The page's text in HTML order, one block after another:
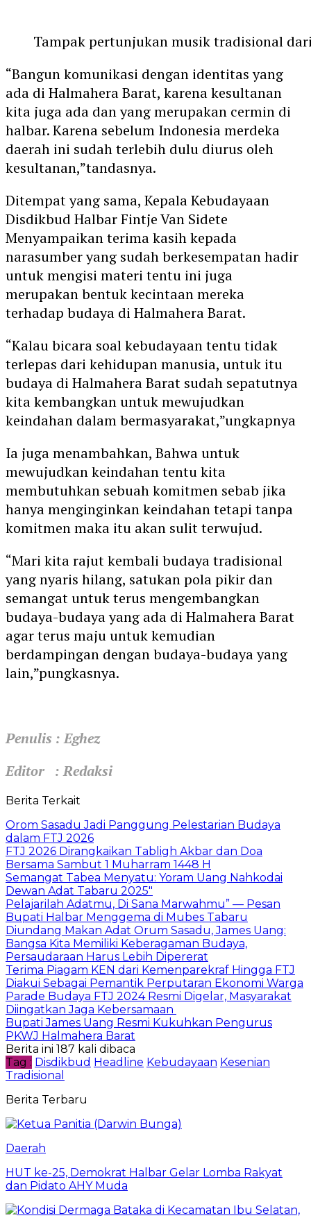
Tampak pertunjukan musik tradisional
“Bangun komunikasi dengan identitas yang
ada di Halmahera Barat, karena kesultanan
kita juga ada dan yang merupakan cermin di
halbar. Karena sebelum Indonesia merdeka
daerah ini sudah terlebih dulu diurus oleh
kesultanan,”tandasnya.
Ditempat yang sama, Kepala Kebudayaan
Disdikbud Halbar Fintje Van Sidete
Menyampaikan terima kasih kepada
narasumber yang sudah berkesempatan hadir
untuk mengisi materi tentu ini juga
merupakan bentuk kecintaan mereka
terhadap budaya di Halmahera Barat.
“Kalau bicara soal kebudayaan tentu tidak
terlepas dari kehidupan manusia, untuk itu
budaya di Halmahera Barat sudah sepatutnya
kita kembangkan untuk mewujudkan
keindahan dalam bermasyarakat,”ungkapnya
Ia juga menambahkan, Bahwa untuk
mewujudkan keindahan tentu kita
membutuhkan sebuah komitmen sebab jika
hanya menginginkan keindahan tetapi tanpa
komitmen maka itu akan sulit terwujud.
“Mari kita rajut kembali budaya tradisional
yang nyaris hilang, satukan pola pikir dan
semangat untuk terus mengembangkan
budaya-budaya yang ada di Halmahera Barat
agar terus maju untuk kemudian
berdampingan dengan budaya-budaya yang
lain,”pungkasnya.
Penulis : Eghez
Editor : Redaksi
Berita Terkait
Orom Sasadu Jadi Panggung Pelestarian Budaya
dalam FTJ 2026
FTJ 2026 Dirangkaikan Tabligh Akbar dan Doa
Bersama Sambut 1 Muharram 1448 H
Semangat Tabea Menyatu: Yoram Uang Nahkodai
Dewan Adat Tabaru 2025″
Pelajarilah Adatmu, Di Sana Marwahmu” — Pesan
Bupati Halbar Menggema di Mubes Tabaru
Diundang Makan Adat Orum Sasadu, James Uang:
Bangsa Kita Memiliki Keberagaman Budaya,
Persaudaraan Harus Lebih Dipererat
Terima Piagam KEN dari Kemenparekraf Hingga FTJ
Diakui Sebagai Pemantik Perputaran Ekonomi Warga
Parade Budaya FTJ 2024 Resmi Digelar, Masyarakat
Diingatkan Jaga Kebersamaan
Bupati James Uang Resmi Kukuhkan Pengurus
PKWJ Halmahera Barat
Berita ini 187 kali dibaca
Tag : Disdikbud Headline Kebudayaan Kesenian
Tradisional
Berita Terbaru
Daerah
HUT ke-25, Demokrat Halbar Gelar Lomba Rakyat
dan Pidato AHY Muda